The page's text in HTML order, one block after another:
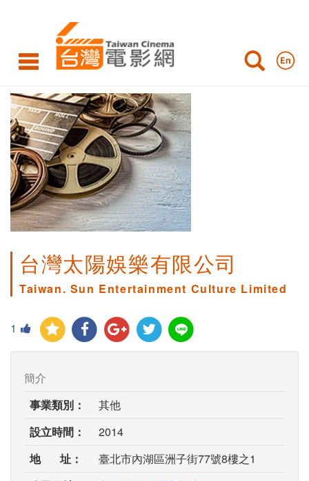
台灣太陽娛樂有限公司
Taiwan. Sun Entertainment Culture Limited
1
簡介
事業類別：
其他
設立時間：
2014
地 址：
臺北市內湖區洲子街77號8樓之1